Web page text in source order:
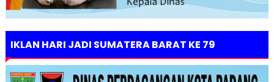
IKLAN HARI JADI SUMATERA BARAT KE 79